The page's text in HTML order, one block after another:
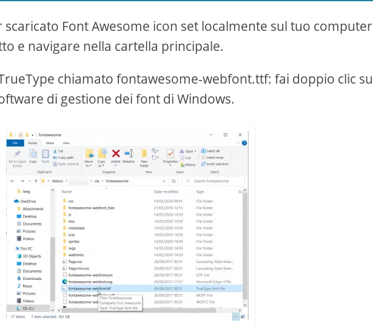
Font Awesome icon set localmente sul tuo
e navigare nella cartella principale.
chiamato fontawesome-webfont.ttf: fai doppio clic su
di gestione dei font di Windows.